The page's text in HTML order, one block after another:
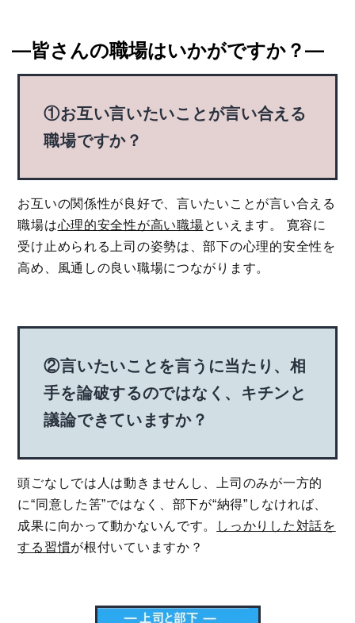
―皆さんの職場はいかがですか？―
①お互い言いたいことが言い合える
職場ですか？
お互いの関係性が良好で、言いたいことが言い合える
職場は心理的安全性が高い職場といえます。 寛容に
受け止められる上司の姿勢は、部下の心理的安全性を
高め、風通しの良い職場につながります。
②言いたいことを言うに当たり、相
手を論破するのではなく、キチンと
議論できていますか？
頭ごなしでは人は動きませんし、上司のみが一方的
に“同意した筈”ではなく、部下が“納得”しなければ、
成果に向かって動かないんです。
しっかりした対話を
する習慣が根付いていますか？